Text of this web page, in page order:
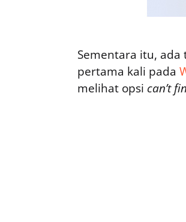
Sementara itu,
pertama kali pada
melihat opsi can’t